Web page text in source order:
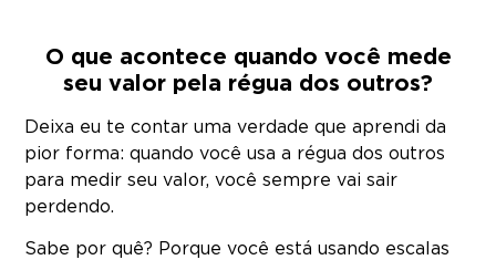
O que acontece quando você mede
seu valor pela régua dos outros?
Deixa eu te contar uma verdade que aprendi da
pior forma: quando você usa a régua dos outros
para medir seu valor, você sempre vai sair
perdendo.
Sabe por quê? Porque você está usando escalas